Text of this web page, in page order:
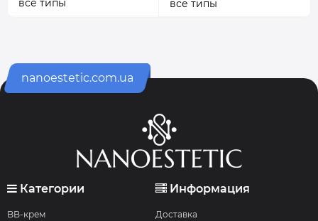
все типы
все типы
nanoestetic.com.ua
Категории
BB-крем
Информация
Доставка